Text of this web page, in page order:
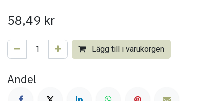
58,49 kr
Lägg till i varukorgen
Andel